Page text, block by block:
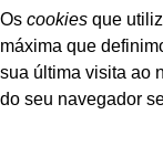
Os cookies que
máxima que
sua última visita ao
do seu navegador